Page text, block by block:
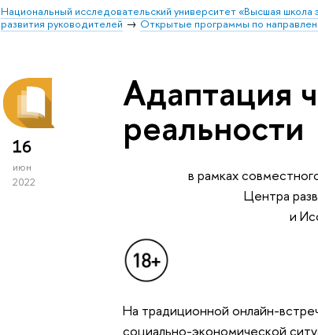
Национальный исследовательский университет «Высшая школа
развития руководителей
Открытые программы по
16
июн
2022
Адаптация
реальности
в рамках
Центра
и
На традиционной онлайн-
социально-экономической